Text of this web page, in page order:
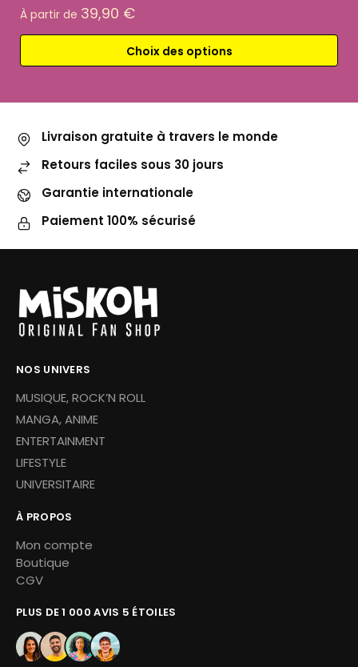
À partir de 39,90 €
Choix des options
Livraison gratuite à travers le monde
Retours faciles sous 30 jours
Garantie internationale
Paiement 100% sécurisé
NOS UNIVERS
MUSIQUE, ROCK’N ROLL
MANGA, ANIME
ENTERTAINMENT
LIFESTYLE
UNIVERSITAIRE
À PROPOS
Mon compte
Boutique
CGV
PLUS DE 1 000 AVIS 5 ÉTOILES